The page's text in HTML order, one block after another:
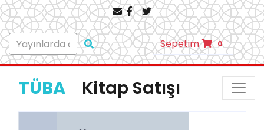
Sepetim 0
TÜBA Kitap Satışı